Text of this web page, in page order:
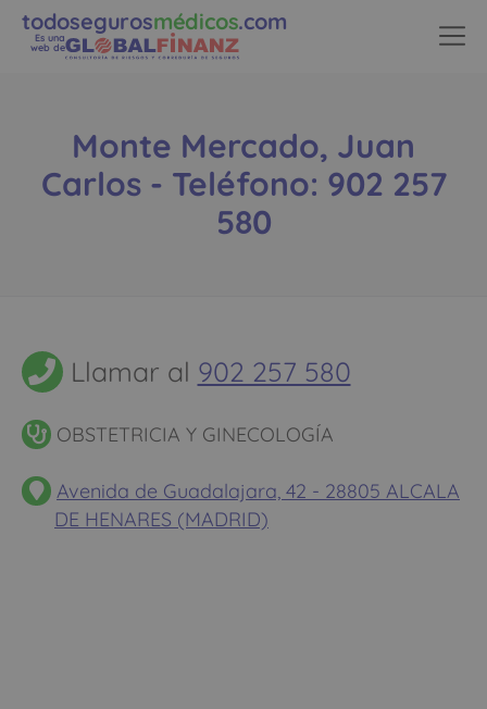
todosegurosmédicos.com
Es una
web de
Monte Mercado, Juan
Carlos - Teléfono: 902 257
580
Llamar al 902 257 580
OBSTETRICIA Y GINECOLOGÍA
Avenida de Guadalajara, 42 - 28805 ALCALA
DE HENARES (MADRID)